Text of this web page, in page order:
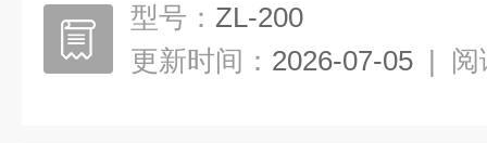
型号： ZL-200
更新时间： 2026-07-05 | 阅